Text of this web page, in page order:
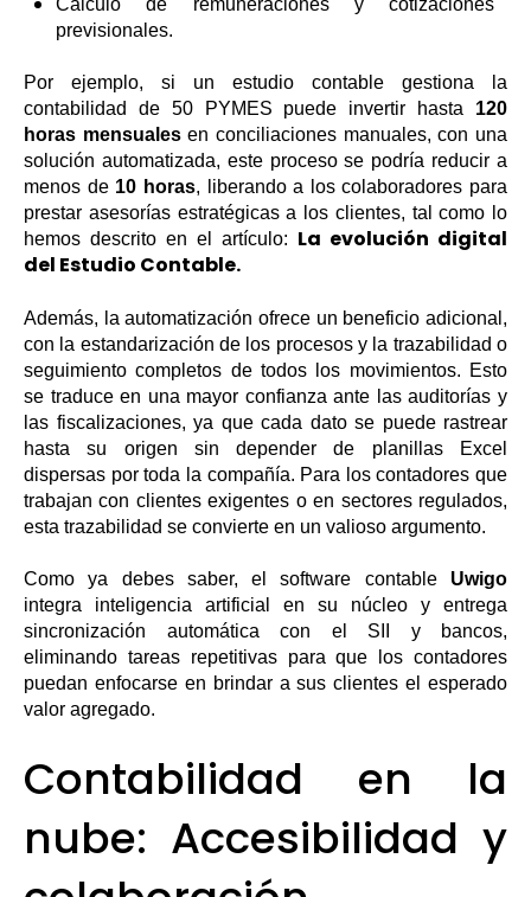
Cálculo de remuneraciones y cotizaciones
previsionales.
Por ejemplo, si un estudio contable gestiona la
contabilidad de 50 PYMES puede invertir hasta 120
horas mensualesen conciliaciones manuales, con una
solución automatizada, este proceso se podría reducir a
menos de 10 horas, liberando a los colaboradores para
prestar asesorías estratégicas a los clientes, tal como lo
hemos descrito en el artículo: La evolución digital
del Estudio Contable.
Además, la automatización ofrece un beneficio adicional,
con la estandarización de los procesos y la trazabilidad o
seguimiento completos de todos los movimientos. Esto
se traduce en una mayor confianza ante las auditorías y
las fiscalizaciones, ya que cada dato se puede rastrear
hasta su origen sin depender de planillas Excel
dispersas por toda la compañía. Para los contadores que
trabajan con clientes exigentes o en sectores regulados,
esta trazabilidad se convierte en un valioso argumento.
Como ya debes saber, el software contableUwigo
integra inteligencia artificial en su núcleo y entrega
sincronización automática con el SII y bancos,
eliminando tareas repetitivas para que los contadores
puedan enfocarse en brindar a sus clientes el esperado
valor agregado.
Contabilidad en la
nube: Accesibilidad y